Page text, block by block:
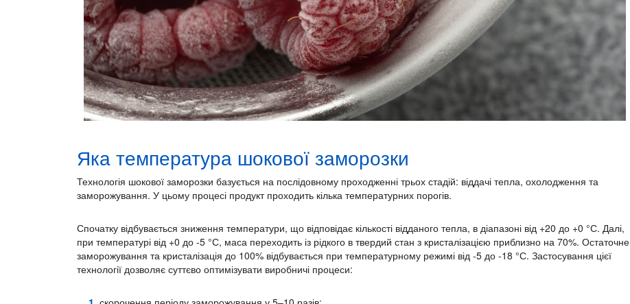
Яка температура шокової заморозки
Технологія шокової заморозки базується на послідовному проходженні трьох стадій: віддачі тепла, охолодження та
заморожування. У цьому процесі продукт проходить кілька температурних порогів.
Спочатку відбувається зниження температури, що відповідає кількості відданого тепла, в діапазоні від +20 до +0 °С. Далі,
при температурі від +0 до -5 °С, маса переходить із рідкого в твердий стан з кристалізацією приблизно на 70%. Остаточне
заморожування та кристалізація до 100% відбувається при температурному режимі від -5 до -18 °С. Застосування цієї
технології дозволяє суттєво оптимізувати виробничі процеси: